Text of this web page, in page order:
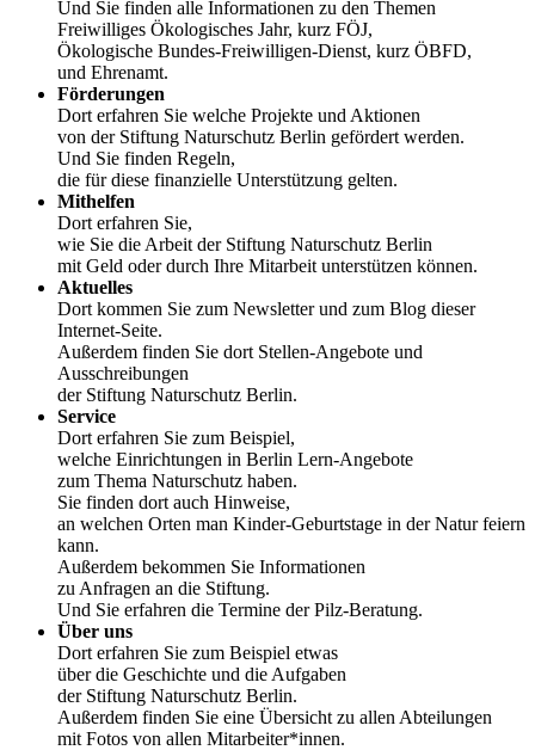
Und Sie finden alle Informationen zu den Themen
Freiwilliges Ökologisches Jahr, kurz FÖJ,
Ökologische Bundes-Freiwilligen-Dienst, kurz ÖBFD,
und Ehrenamt.
Förderungen
Dort erfahren Sie welche Projekte und Aktionen
von der Stiftung Naturschutz Berlin gefördert werden.
Und Sie finden Regeln,
die für diese finanzielle Unterstützung gelten.
Mithelfen
Dort erfahren Sie,
wie Sie die Arbeit der Stiftung Naturschutz Berlin
mit Geld oder durch Ihre Mitarbeit unterstützen können.
Aktuelles
Dort kommen Sie zum Newsletter und zum Blog dieser
Internet-Seite.
Außerdem finden Sie dort Stellen-Angebote und
Ausschreibungen
der Stiftung Naturschutz Berlin.
Service
Dort erfahren Sie zum Beispiel,
welche Einrichtungen in Berlin Lern-Angebote
zum Thema Naturschutz haben.
Sie finden dort auch Hinweise,
an welchen Orten man Kinder-Geburtstage in der Natur feiern
kann.
Außerdem bekommen Sie Informationen
zu Anfragen an die Stiftung.
Und Sie erfahren die Termine der Pilz-Beratung.
Über uns
Dort erfahren Sie zum Beispiel etwas
über die Geschichte und die Aufgaben
der Stiftung Naturschutz Berlin.
Außerdem finden Sie eine Übersicht zu allen Abteilungen
mit Fotos von allen Mitarbeiter*innen.